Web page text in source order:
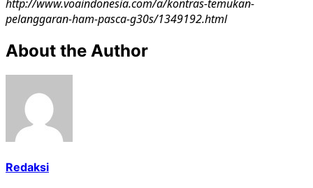
http://www.voaindonesia.com/a/kontras-temukan-
pelanggaran-ham-pasca-g30s/1349192.html
About the Author
Redaksi